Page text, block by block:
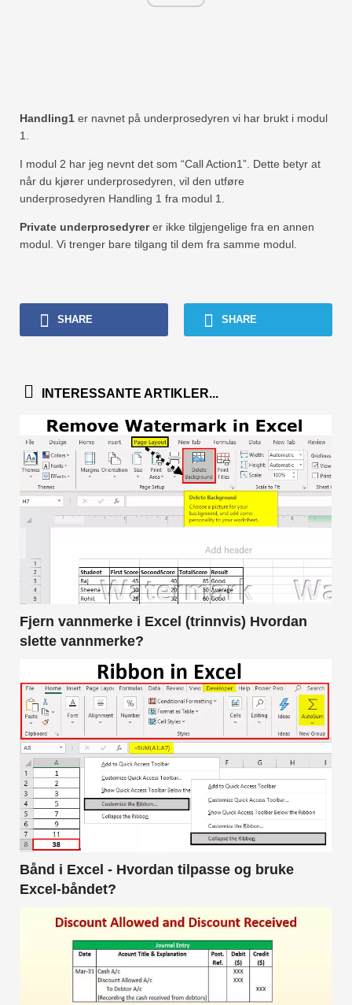
Handling1 er navnet på underprosedyren vi har brukt i modul
1.
I modul 2 har jeg nevnt det som “Call Action1”. Dette betyr at
når du kjører underprosedyren, vil den utføre
underprosedyren Handling 1 fra modul 1.
Private underprosedyrerer ikke tilgjengelige fra en annen
modul. Vi trenger bare tilgang til dem fra samme modul.
SHARE SHARE
INTERESSANTE ARTIKLER...
Fjern vannmerke i Excel (trinnvis) Hvordan
slette vannmerke?
Bånd i Excel - Hvordan tilpasse og bruke
Excel-båndet?